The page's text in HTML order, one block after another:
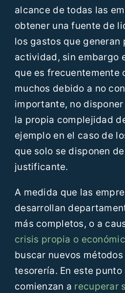
Blog
Contáctanos
ES
alcance de todas las
obtener una fuente de
los gastos que generan
actividad, sin embargo
que es frecuentemente
muchos debido a no
importante, no
la propia complejidad
ejemplo en el caso de
que solo se disponen
justificante.
A medida que las
desarrollan
más completos, o a
crisis propia o
buscar nuevos
tesorería. En este punto
comienzan a recuperar